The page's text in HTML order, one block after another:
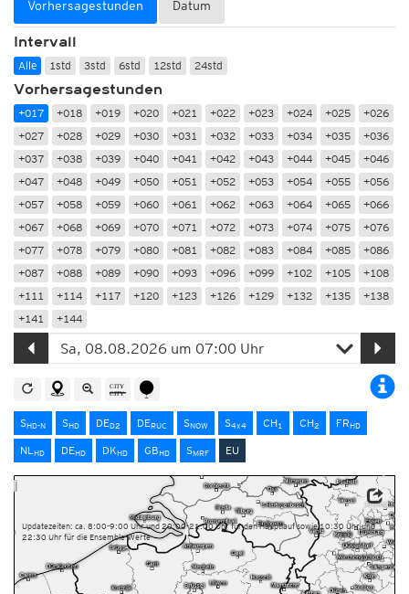
Vorhersagestunden Datum
Intervall
Alle 1std 3std 6std 12std 24std
Vorhersagestunden
+017 +018 +019 +020 +021 +022 +023 +024 +025
+026
+027
+028 +029 +030 +031 +032 +033 +034 +035
+036
+037
+038 +039 +040 +041 +042 +043 +044 +045
+046
+047
+048 +049 +050 +051 +052 +053 +054 +055
+056
+057
+058 +059 +060 +061 +062 +063 +064 +065
+066
+067
+068 +069 +070 +071 +072 +073 +074 +075
+076
+077
+078 +079 +080 +081 +082 +083 +084 +085
+086
+087
+088 +089 +090 +093 +096 +099 +102 +105
+108
+111
+114 +117 +120 +123 +126 +129 +132 +135
+138
+141
+144
SHD-N SHD DED2 DERUC SNOW S4x4 CH1 CH2 FRHD
NLHD DEHD DKHD GBHD SMRF EU
Updatezeiten: ca. 8:00-9:00 Uhr und 20:00-21:00 Uhr für den Hauptlauf sowie 10:30 Uhr und
22:30 Uhr für die Ensemble-Werte
Dieser Service basiert auf Daten und Produkten des Europäischen Zentrums für mittelfristige
Wettervorhersage (ECMWF)